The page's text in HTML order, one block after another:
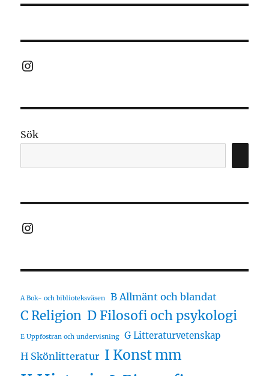
Instagram
Sök
Instagram
A Bok- och biblioteksväsen B Allmänt och blandat
C Religion D Filosofi och psykologi
E Uppfostran och undervisning G Litteraturvetenskap
H Skönlitteratur I Konst mm